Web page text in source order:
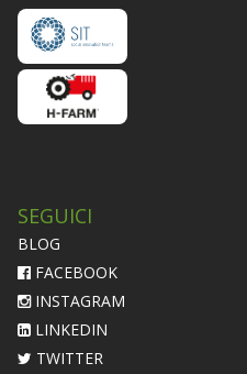
SEGUICI
BLOG
FACEBOOK
INSTAGRAM
LINKEDIN
TWITTER